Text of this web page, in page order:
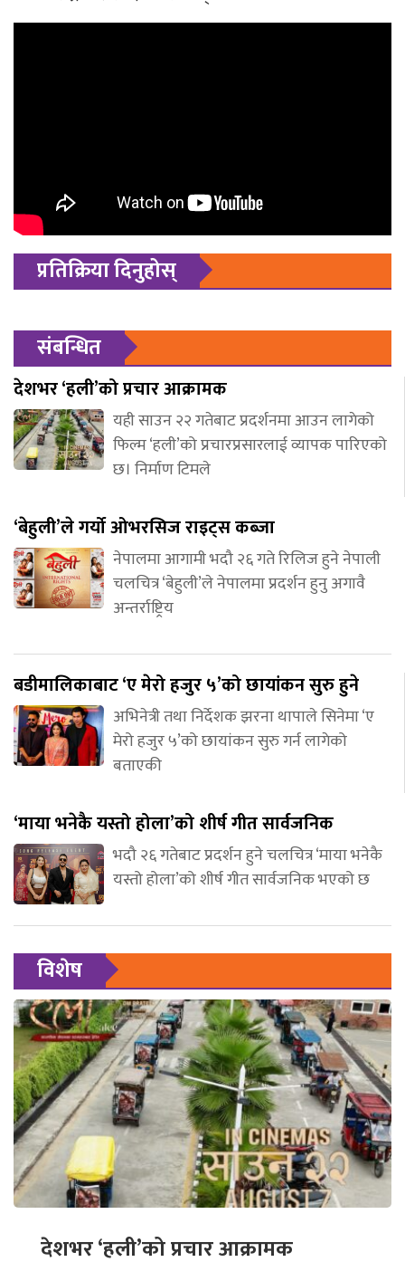
प्रतिक्रिया दिनुहोस्
संबन्धित
देशभर ‘हली’को प्रचार आक्रामक
यही साउन २२ गतेबाट प्रदर्शनमा आउन लागेको
फिल्म ‘हली’को प्रचारप्रसारलाई व्यापक पारिएको
छ। निर्माण टिमले
‘बेहुली’ले गर्यो ओभरसिज राइट्स कब्जा
नेपालमा आगामी भदौ २६ गते रिलिज हुने नेपाली
चलचित्र ‘बेहुली’ले नेपालमा प्रदर्शन हुनु अगावै
अन्तर्राष्ट्रिय
बडीमालिकाबाट ‘ए मेरो हजुर ५’को छायांकन सुरु हुने
अभिनेत्री तथा निर्देशक झरना थापाले सिनेमा ‘ए
मेरो हजुर ५’को छायांकन सुरु गर्न लागेको
बताएकी
‘माया भनेकै यस्तो होला’को शीर्ष गीत सार्वजनिक
भदौ २६ गतेबाट प्रदर्शन हुने चलचित्र ‘माया भनेकै
यस्तो होला’को शीर्ष गीत सार्वजनिक भएको छ
विशेष
देशभर ‘हली’को प्रचार आक्रामक